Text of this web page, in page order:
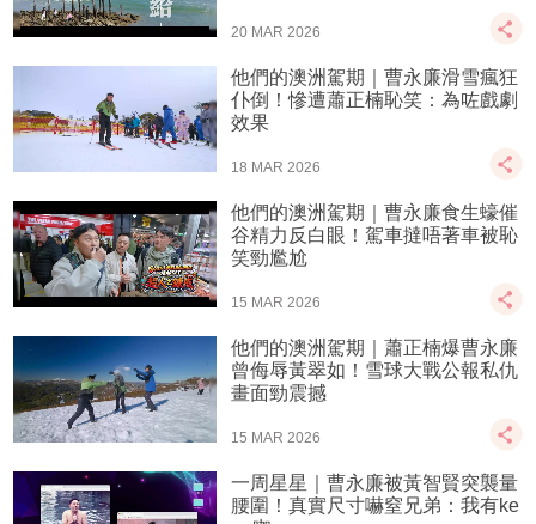
20 MAR 2026
他們的澳洲駕期｜曹永廉滑雪瘋狂
仆倒！慘遭蕭正楠恥笑：為咗戲劇
效果
18 MAR 2026
他們的澳洲駕期｜曹永廉食生蠔催
谷精力反白眼！駕車撻唔著車被恥
笑勁尷尬
15 MAR 2026
他們的澳洲駕期｜蕭正楠爆曹永廉
曾侮辱黃翠如！雪球大戰公報私仇
畫面勁震撼
15 MAR 2026
一周星星｜曹永廉被黃智賢突襲量
腰圍！真實尺寸嚇窒兄弟：我有ke